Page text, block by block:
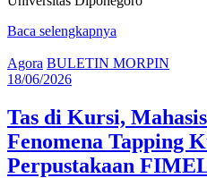
Baca selengkapnya
Agora BULETIN MORPIN
18/06/2026
Tas di Kursi,
Fenomena Tapping
Perpustakaan